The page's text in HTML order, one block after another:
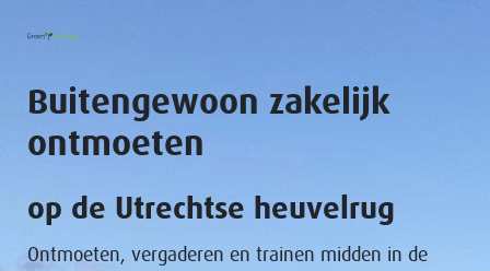
Buitengewoon zakelijk
ontmoeten
op de Utrechtse heuvelrug
Ontmoeten, vergaderen en trainen midden in de